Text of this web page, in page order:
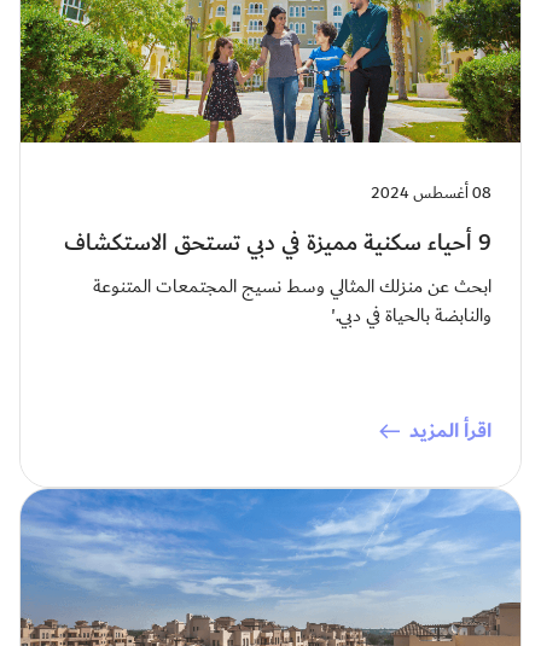
08 أغسطس 2024
9 أحياء سكنية مميزة في دبي تستحق الاستكشاف
ابحث عن منزلك المثالي وسط نسيج المجتمعات المتنوعة
والنابضة بالحياة في دبي.'
اقرأ المزيد